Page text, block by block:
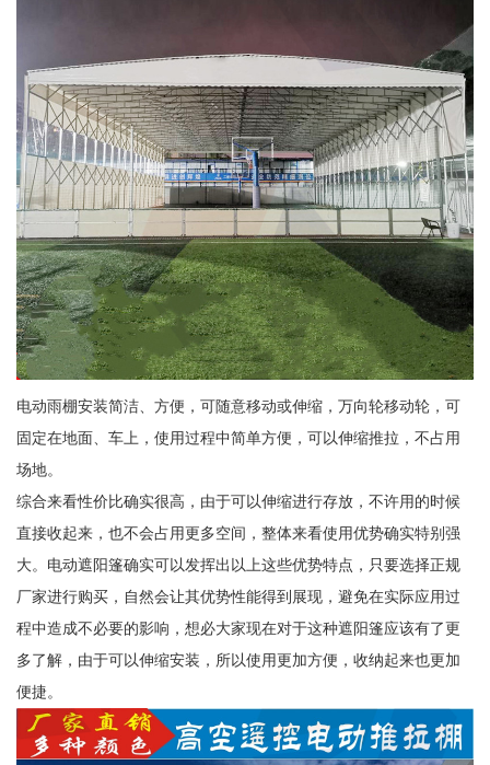
电动雨棚安装简洁、方便，可随意移动或伸缩，万向轮移动轮，可
固定在地面、车上，使用过程中简单方便，可以伸缩推拉，不占用
场地。
综合来看性价比确实很高，由于可以伸缩进行存放，不许用的时候
直接收起来，也不会占用更多空间，整体来看使用优势确实特别强
大。电动遮阳篷确实可以发挥出以上这些优势特点，只要选择正规
厂家进行购买，自然会让其优势性能得到展现，避免在实际应用过
程中造成不必要的影响，想必大家现在对于这种遮阳篷应该有了更
多了解，由于可以伸缩安装，所以使用更加方便，收纳起来也更加
便捷。